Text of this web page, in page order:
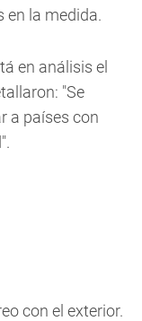
en la medida.
en análisis el
"Se
a países con
con el exterior.